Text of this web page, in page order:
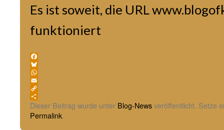
Es ist soweit, die URL
funktioniert
Facebook
Bluesky
WhatsApp
Email
Copy
Link
Teilen
Dieser Beitrag wurde unter Blog-Newsveröffentlicht. Setze
Permalink.